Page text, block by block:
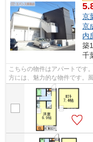
京
京
内
築
千
こちらの物件はアパートです
方には、魅力的な物件です。
件です。気になるイチオシ物